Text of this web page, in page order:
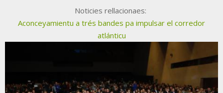
Noticies rellacionaes:
Aconceyamientu a trés bandes pa impulsar el corredor
atlánticu